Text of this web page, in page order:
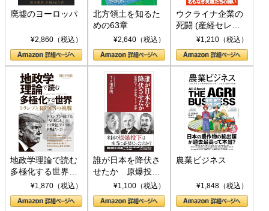
廃墟のヨーロッパ
¥2,860（税込）
北方領土を知るた
めの63章
¥2,640（税込）
ウクライナ企業の
死闘 (産経セレク
ト S 039)¥1,210（税込）
地政学理論で読む
多極化する世界：
トランプとBRICS
の挑戦
¥1,870（税込）
誰が日本を降伏さ
せたか 原爆投
下、ソ連参戦、そ
して聖断 (PHP新
書)
¥1,100（税込）
農業ビジネス
¥1,848（税込）